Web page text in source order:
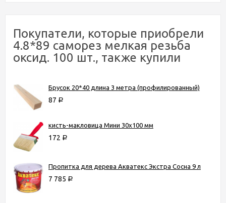
Покупатели, которые приобрели
4.8*89 саморез мелкая резьба
оксид. 100 шт., также купили
Брусок 20*40 длина 3 метра (профилированный)
87 Р
кисть-макловица Мини 30х100 мм
172 Р
Пропитка для дерева Акватекс Экстра Сосна 9 л
7 785 Р